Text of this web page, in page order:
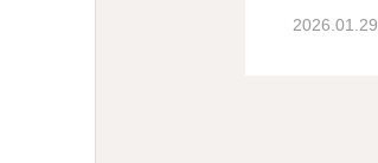
2026.01.29